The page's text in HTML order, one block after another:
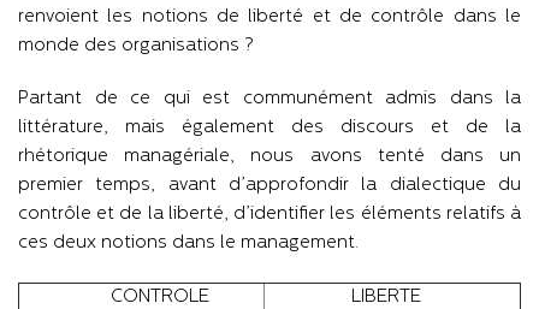
renvoient les notions de liberté et de contrôle dans le
monde des organisations ?
Partant de ce qui est communément admis dans la
littérature, mais également des discours et de la
rhétorique managériale, nous avons tenté dans un
premier temps, avant d’approfondir la dialectique du
contrôle et de la liberté, d’identifier les éléments relatifs à
ces deux notions dans le management.
CONTROLE LIBERTE